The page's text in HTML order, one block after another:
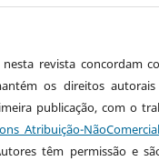
revista concordam
os direitos
publicação, com o
Atribuição-
têm permissão e